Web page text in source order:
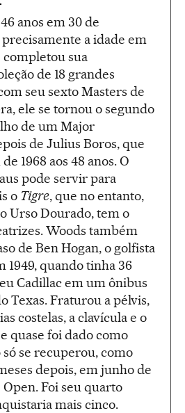
anos em 30 de
a idade em
completou sua
de 18 grandes
seu sexto Masters de
ele se tornou o segundo
de um Major
de Julius Boros, que
1968 aos 48 anos. O
pode servir para
o Tigre, que no entanto,
Urso Dourado, tem o
Woods também
de Ben Hogan, o golfista
1949, quando tinha 36
Cadillac em um ônibus
Texas. Fraturou a pélvis,
costelas, a clavícula e o
quase foi dado como
se recuperou, como
depois, em junho de
Open. Foi seu quarto
mais cinco.